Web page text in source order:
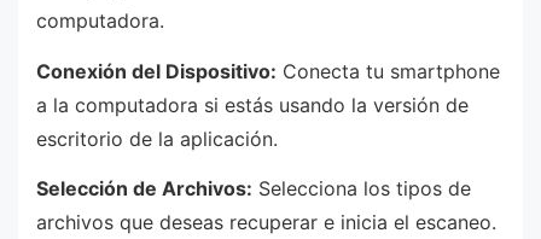
computadora.
Conexión del Dispositivo: Conecta tu smartphone
a la computadora si estás usando la versión de
escritorio de la aplicación.
Selección de Archivos: Selecciona los tipos de
archivos que deseas recuperar e inicia el escaneo.